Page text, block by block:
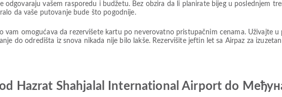
odgovaraju vašem rasporedu i budžetu. Bez obzira da li planirate bijeg u poslednjem
da vaše putovanje bude što pogodnije.
vam omogućava da rezervišete kartu po neverovatno pristupačnim cenama. Uživajte
do odredišta iz snova nikada nije bilo lakše. Rezervišite jeftin let sa Airpaz za
Hazrat Shahjalal International Airport do